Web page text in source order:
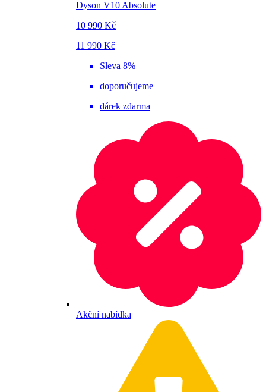
Dyson V10 Absolute
10 990 Kč
11 990 Kč
Sleva 8%
doporučujeme
dárek zdarma
Akční nabídka